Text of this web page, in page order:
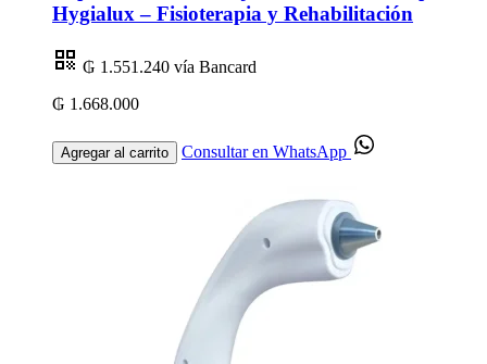
Hygialux – Fisioterapia y Rehabilitación
₲ 1.551.240 vía Bancard
₲ 1.668.000
Agregar al carrito Consultar en WhatsApp